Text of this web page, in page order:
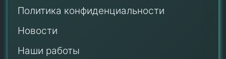
Политика конфиденциальности
Новости
Наши работы